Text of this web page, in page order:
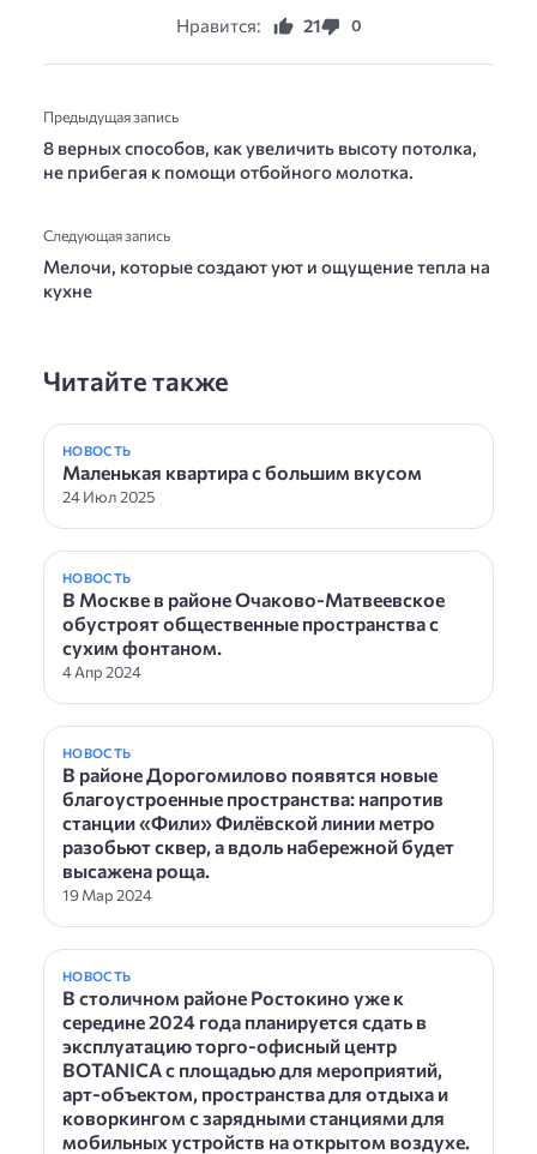
Нравится: 21 0
Предыдущая запись
8 верных способов, как увеличить высоту потолка,
не прибегая к помощи отбойного молотка.
Следующая запись
Мелочи, которые создают уют и ощущение тепла на
кухне
Читайте также
НОВОСТЬ
Маленькая квартира с большим вкусом
24 Июл 2025
НОВОСТЬ
В Москве в районе Очаково-Матвеевское
обустроят общественные пространства с
сухим фонтаном.
4 Апр 2024
НОВОСТЬ
В районе Дорогомилово появятся новые
благоустроенные пространства: напротив
станции «Фили» Филёвской линии метро
разобьют сквер, а вдоль набережной будет
высажена роща.
19 Мар 2024
НОВОСТЬ
В столичном районе Ростокино уже к
середине 2024 года планируется сдать в
эксплуатацию торго-офисный центр
BOTANICA с площадью для мероприятий,
арт-объектом, пространства для отдыха и
коворкингом с зарядными станциями для
мобильных устройств на открытом воздухе.